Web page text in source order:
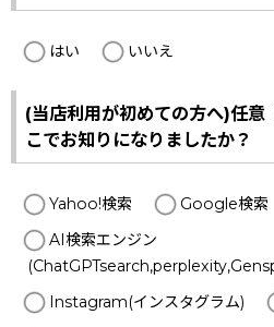
はい いいえ
(当店利用が初めての方へ)任
こでお知りになりましたか？
Yahoo!検索 Google検索
AI検索エンジン
Instagram(インスタグラム)